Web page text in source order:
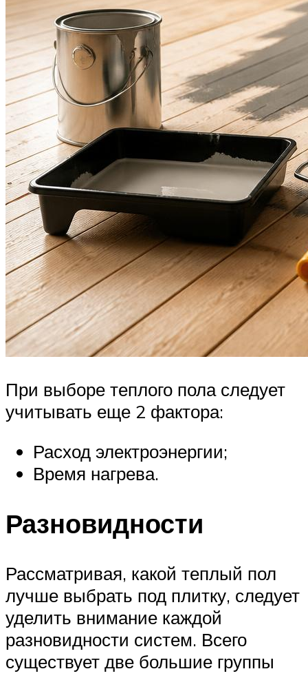
При выборе теплого пола следует
учитывать еще 2 фактора:
Расход электроэнергии;
Время нагрева.
Разновидности
Рассматривая, какой теплый пол
лучше выбрать под плитку, следует
уделить внимание каждой
разновидности систем. Всего
существует две большие группы